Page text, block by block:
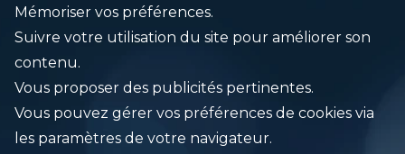
Mémoriser vos préférences.
Suivre votre utilisation du site pour améliorer son
contenu.
Vous proposer des publicités pertinentes.
Vous pouvez gérer vos préférences de cookies via
les paramètres de votre navigateur.